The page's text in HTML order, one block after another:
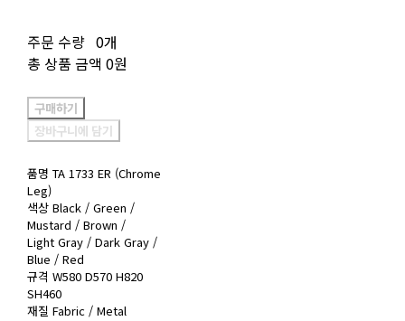
주문 수량 0개
총 상품 금액 0원
구매하기
장바구니에 담기
품명 TA 1733 ER (Chrome
Leg)
색상 Black / Green /
Mustard / Brown /
Light Gray / Dark Gray /
Blue / Red
규격 W580 D570 H820
SH460
재질 Fabric / Metal